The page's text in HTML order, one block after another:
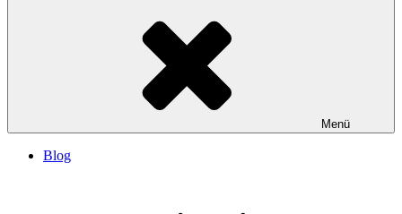
Menü
Blog